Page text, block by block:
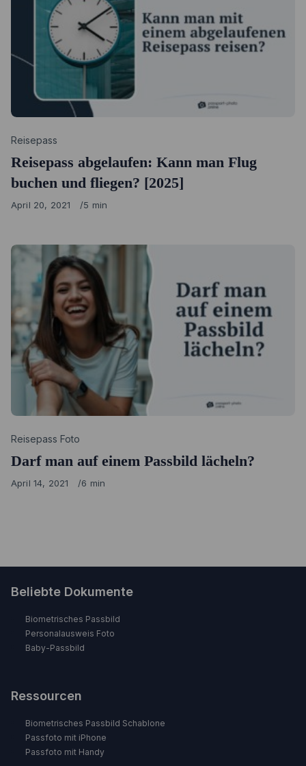
Category
Reisepass
Reisepass abgelaufen: Kann man Flug
buchen und fliegen? [2025]
Published
April 20, 2021 5 min
Category
Reisepass Foto
Darf man auf einem Passbild lächeln?
Published
April 14, 2021 6 min
Beliebte Dokumente
Biometrisches Passbild
Personalausweis Foto
Baby-Passbild
Ressourcen
Biometrisches Passbild Schablone
Passfoto mit iPhone
Passfoto mit Handy